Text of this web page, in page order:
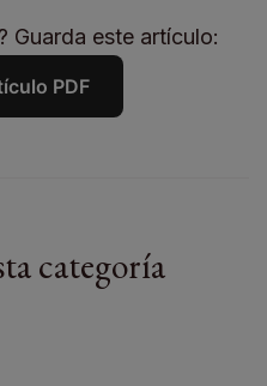
Guarda este artículo:
PDF
categoría